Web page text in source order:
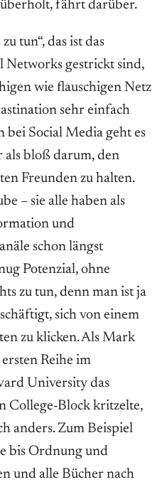
fährt darüber.
tun“, das ist das
Networks gestrickt sind,
wie flauschigen Netz
sehr einfach
bei Social Media geht es
als bloß darum, den
Freunden zu halten.
– sie alle haben als
und
schon längst
Potenzial, ohne
zu tun, denn man ist ja
sich von einem
zu klicken. Als Mark
Reihe im
University das
College-Block kritzelte,
anders. Zum Beispiel
bis Ordnung und
und alle Bücher nach